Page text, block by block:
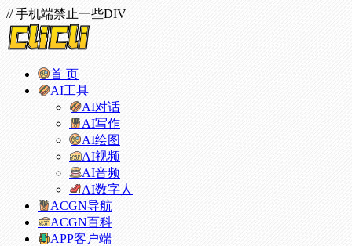
// 手机端禁止一些DIV
首 页
AI工具
AI对话
AI写作
AI绘图
AI视频
AI音频
AI数字人
ACGN导航
ACGN百科
APP客户端